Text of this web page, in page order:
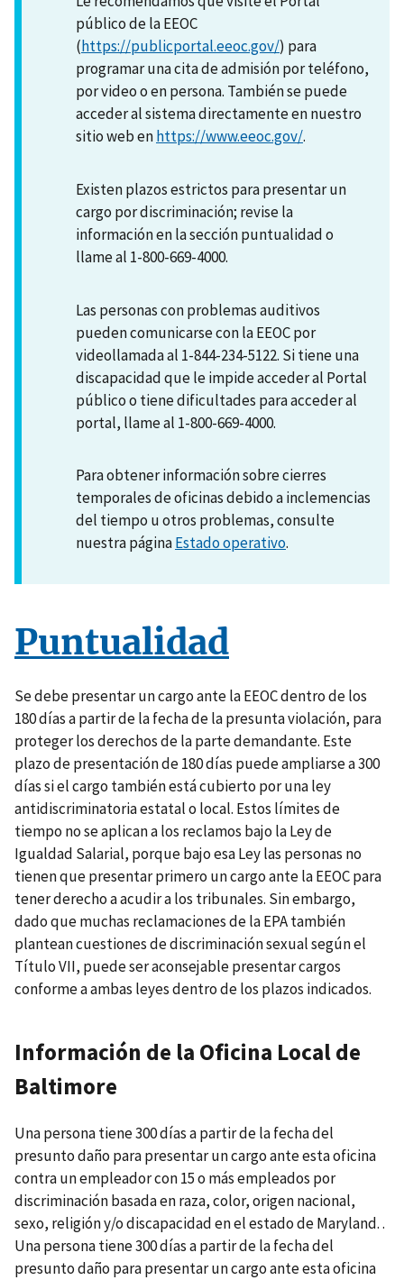
público de la EEOC
(https://publicportal.eeoc.gov/) para
programar una cita de admisión por teléfono,
por video o en persona. También se puede
acceder al sistema directamente en nuestro
sitio web enhttps://www.eeoc.gov/.
Existen plazos estrictos para presentar un
cargo por discriminación; revise la
información en la sección puntualidad o
llame al 1-800-669-4000.
Las personas con problemas auditivos
pueden comunicarse con la EEOC por
videollamada al 1-844-234-5122. Si tiene una
discapacidad que le impide acceder al Portal
público o tiene dificultades para acceder al
portal, llame al 1-800-669-4000.
Para obtener información sobre cierres
temporales de oficinas debido a inclemencias
del tiempo u otros problemas, consulte
nuestra páginaEstado operativo.
Puntualidad
Se debe presentar un cargo ante la EEOC dentro de los
180 días a partir de la fecha de la presunta violación, para
proteger los derechos de la parte demandante. Este
plazo de presentación de 180 días puede ampliarse a 300
días si el cargo también está cubierto por una ley
antidiscriminatoria estatal o local. Estos límites de
tiempo no se aplican a los reclamos bajo la Ley de
Igualdad Salarial, porque bajo esa Ley las personas no
tienen que presentar primero un cargo ante la EEOC para
tener derecho a acudir a los tribunales. Sin embargo,
dado que muchas reclamaciones de la EPA también
plantean cuestiones de discriminación sexual según el
Título VII, puede ser aconsejable presentar cargos
conforme a ambas leyes dentro de los plazos indicados.
Información de la Oficina Local de
Baltimore
Una persona tiene 300 días a partir de la fecha del
presunto daño para presentar un cargo ante esta oficina
contra un empleador con 15 o más empleados por
discriminación basada en raza, color, origen nacional,
sexo, religión y/o discapacidad en el estado de Maryland. .
Una persona tiene 300 días a partir de la fecha del
presunto daño para presentar un cargo ante esta oficina